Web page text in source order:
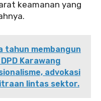
keamanan yang
tahun membangun
Karawang
advokasi
lintas sektor.